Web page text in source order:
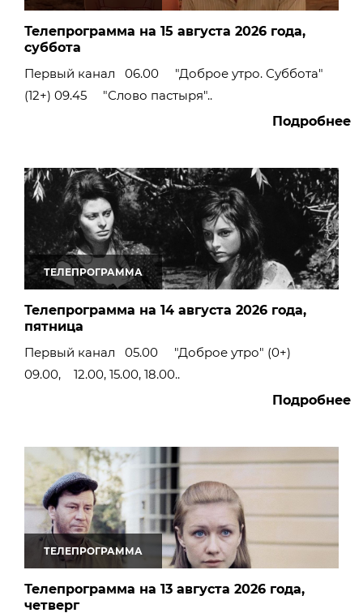
Телепрограмма на 15 августа 2026 года,
суббота
Первый канал 06.00 "Доброе утро. Суббота"
(12+) 09.45 "Слово пастыря"..
Подробнее
ТЕЛЕПРОГРАММА
Телепрограмма на 14 августа 2026 года,
пятница
Первый канал 05.00 "Доброе утро" (0+)
09.00, 12.00, 15.00, 18.00..
Подробнее
ТЕЛЕПРОГРАММА
Телепрограмма на 13 августа 2026 года,
четверг